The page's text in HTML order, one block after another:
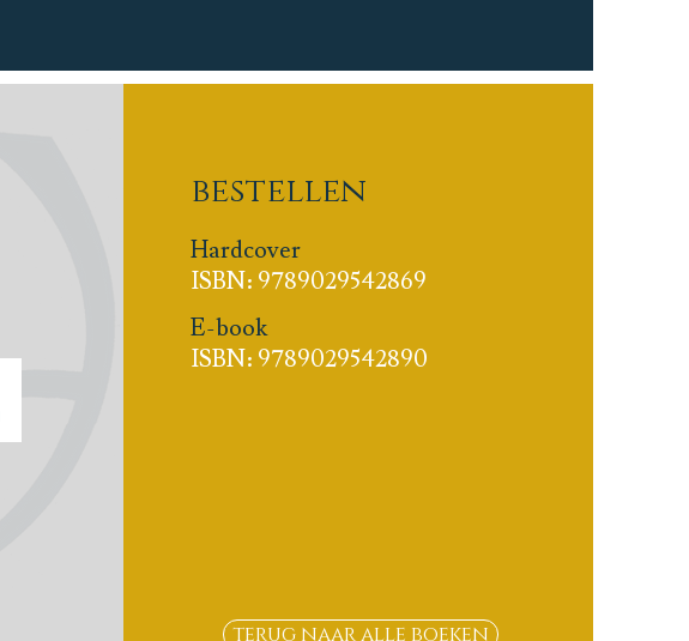
bestellen
Hardcover
ISBN: 9789029542869
E-book
ISBN: 9789029542890
terug naar alle boeken